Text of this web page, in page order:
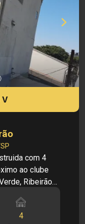
-
exclusividade!
de alterar
valores,
sem
V
com 4
ao clube
Ribeirão
escolas,
4